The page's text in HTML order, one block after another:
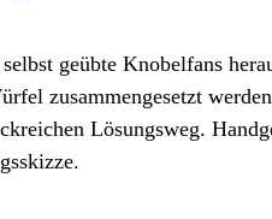
geübte Knobelfans
zusammengesetzt
Lösungsweg.